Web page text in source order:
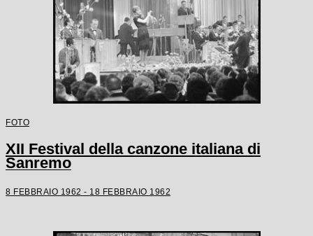
FOTO
XII Festival della canzone italiana di
Sanremo
8 FEBBRAIO 1962 - 18 FEBBRAIO 1962